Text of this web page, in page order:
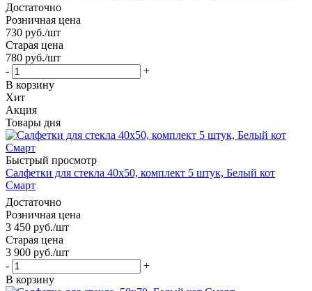
Достаточно
Розничная цена
730 руб./шт
Старая цена
780 руб./шт
-
+
В корзину
Хит
Акция
Товары дня
Быстрый просмотр
Салфетки для стекла 40х50, комплект 5 штук, Белый кот
Смарт
Достаточно
Розничная цена
3 450 руб./шт
Старая цена
3 900 руб./шт
-
+
В корзину